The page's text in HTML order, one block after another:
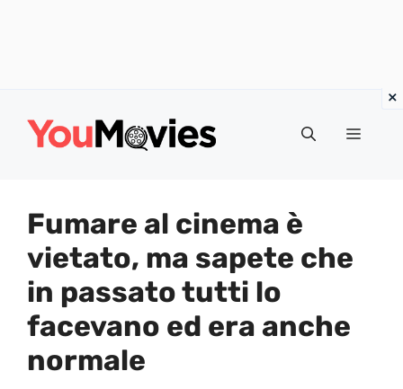
Menu
Fumare al cinema è
vietato, ma sapete che
in passato tutti lo
facevano ed era anche
normale